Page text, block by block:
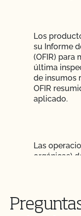
Los
su Informe
(OFIR) para
última
de insumos
OFIR
aplicado.
Las
orgánicas)